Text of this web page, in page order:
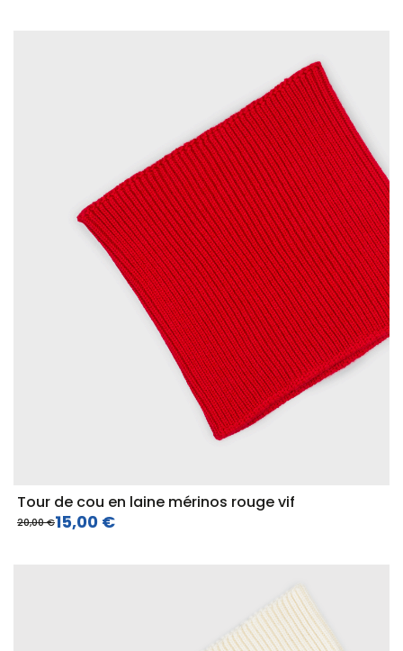
Tour de cou en laine mérinos rouge vif
20,00 €15,00 €